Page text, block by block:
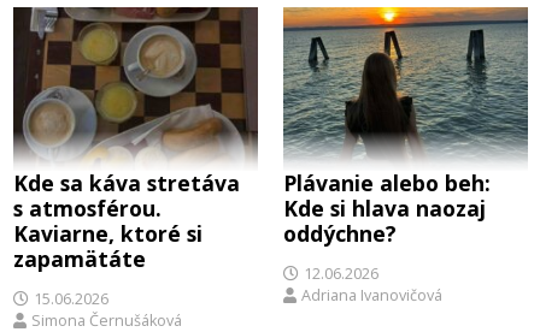
Kde sa káva stretáva
s atmosférou.
Kaviarne, ktoré si
zapamätáte
15.06.2026
Simona Černušáková
Plávanie alebo beh:
Kde si hlava naozaj
oddýchne?
12.06.2026
Adriana Ivanovičová